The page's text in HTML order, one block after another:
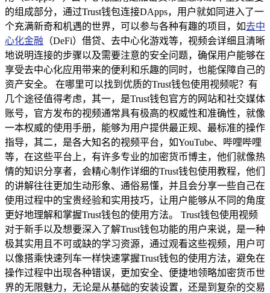
的组成部分，通过Trust钱包连接DApps，用户就如同进入了一
个充满新奇和机遇的世界，可以参与各种有趣的项目，如去中
心化金融 （DeFi）借贷、去中心化游戏等，视频会详细且清晰
地说明连接的步骤以及需要注意的安全问题，确保用户能够在
享受去中心化应用带来的便利和乐趣的同时，也能保障自己的
资产安全。 在哪里可以找到优质的Trust钱包使用视频呢？有
几个途径值得考虑，其一，是Trust钱包官方的网站和社交媒体
账号，官方发布的视频通常具有极高的权威性和准确性，就像
一本权威的使用手册，能够为用户提供最正规、最标准的操作
指导，其二，是各大知名的视频平台，如YouTube、哔哩哔哩
等，在这些平台上，有许多专业的加密货币博主，他们就像热
情的知识分享者，会精心制作详细的Trust钱包使用教程，他们
的讲解往往更加生动形象、通俗易懂，并且会分享一些自己在
使用过程中的宝贵经验和实用技巧，让用户能够从不同的角度
更好地理解和掌握Trust钱包的使用方法。 Trust钱包使用视频
对于新手以及想要深入了解Trust钱包功能的用户来说，是一种
极其实用且不可或缺的学习资源，通过观看这些视频，用户可
以像搭乘快速列车一样快速掌握Trust钱包的使用方法，避免在
操作过程中出现各种错误，更加安全、便捷地领略加密货币世
界的无限魅力，无论是从基础的安装设置，还是到复杂的交易